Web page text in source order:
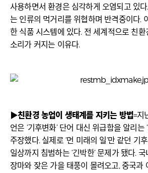
사용하면서 환경은 심각하게 오염되고 있
는 인류의 먹거리를 위협하며 반격중이다.
한 식품 시스템에 있다. 전 세계적으로 친
소리가 커지는 이유다.
▶친환경 농업이 생태계를 지키는 방법=지
언은 ‘기후변화’ 단어 대신 위급함을 알리는
주장했다. 실제로 ‘먼 미래의 일’만 같던 기
일상까지 침범하는 ‘긴박한’ 문제가 됐다.
장마와 잦은 가을 태풍이 몰려오고, 중국과